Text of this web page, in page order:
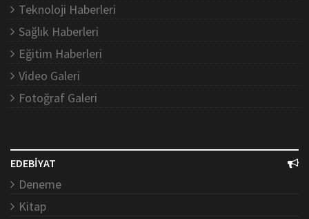
Teknoloji Haberleri
Sağlık Haberleri
Eğitim Haberleri
Video Galeri
Fotoğraf Galeri
EDEBİYAT
Deneme
Kitap